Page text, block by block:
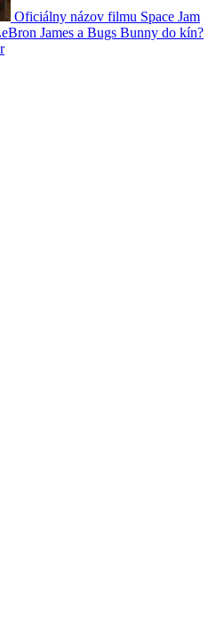
Oficiálny názov filmu Space Jam
James a Bugs Bunny do kín?